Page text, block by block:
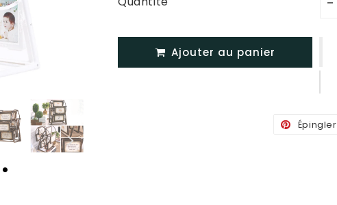
Ajouter au panier
Épingler